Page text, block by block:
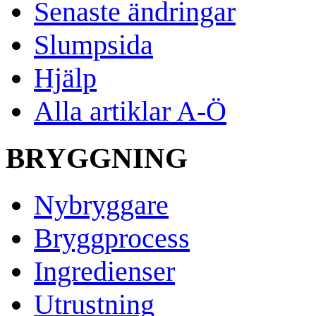
Senaste ändringar
Slumpsida
Hjälp
Alla artiklar A-Ö
BRYGGNING
Nybryggare
Bryggprocess
Ingredienser
Utrustning